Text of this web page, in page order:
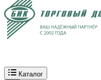
Каталог